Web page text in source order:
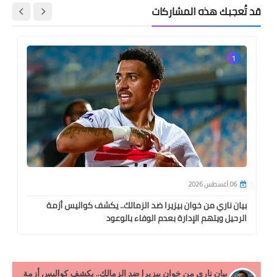
قد تُعجبك هذه المشاركات
1
06 أغسطس 2026
بيان ناري من خوان بيزيرا ضد الزمالك.. يكشف كواليس أزمة
الرحيل ويتهم الإدارة بعدم الوفاء بالوعود
بيان ناري من خوان بيزيرا ضد الزمالك.. يكشف كواليس أزمة